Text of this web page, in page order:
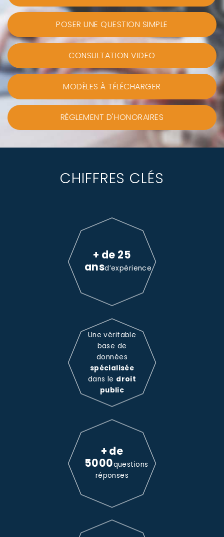
POSER UNE QUESTION SIMPLE
CONSULTATION VIDEO
MODÈLES À TÉLÉCHARGER
RÈGLEMENT D'HONORAIRES
CHIFFRES CLÉS
+ de 25
ansd’expérience
Une véritable
base de
données
spécialisée
dans le droit
public
+ de
5000questions
réponses